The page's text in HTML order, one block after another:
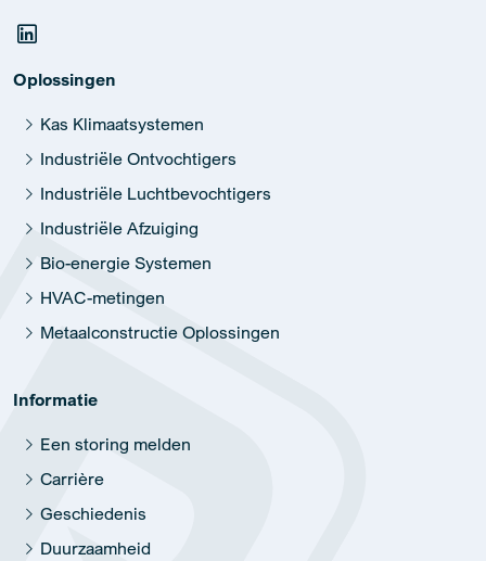
Oplossingen
Kas Klimaatsystemen
Industriële Ontvochtigers
Industriële Luchtbevochtigers
Industriële Afzuiging
Bio-energie Systemen
HVAC-metingen
Metaalconstructie Oplossingen
Informatie
Een storing melden
Carrière
Geschiedenis
Duurzaamheid